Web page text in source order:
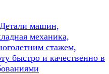
машин,
механика,
стажем,
быстро и качественно в